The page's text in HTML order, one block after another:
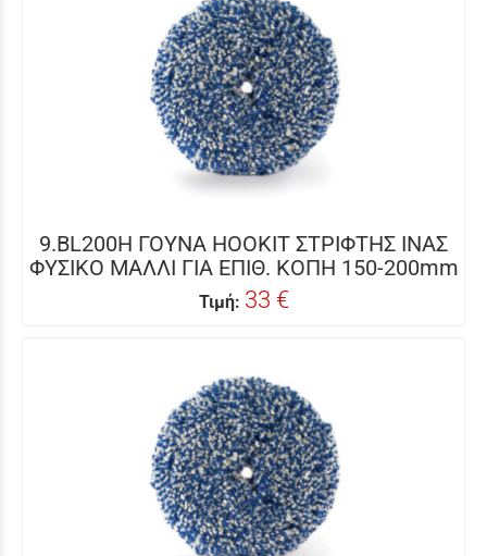
9.BL200H ΓΟΥΝΑ HOOKIT ΣΤΡΙΦΤΗΣ ΙΝΑΣ
ΦΥΣΙΚΟ ΜΑΛΛΙ ΓΙΑ ΕΠΙΘ. ΚΟΠΗ 150-200mm
Τιμή: 33 €